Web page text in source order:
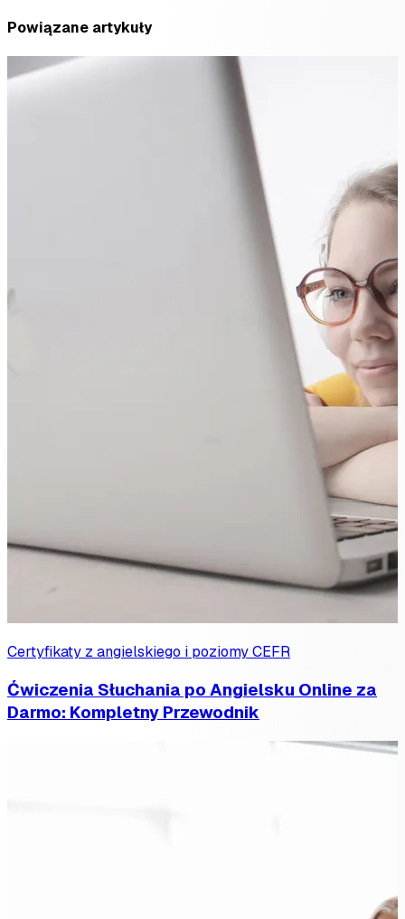
Powiązane artykuły
Certyfikaty z angielskiego i poziomy CEFR
Ćwiczenia Słuchania po Angielsku Online za
Darmo: Kompletny Przewodnik